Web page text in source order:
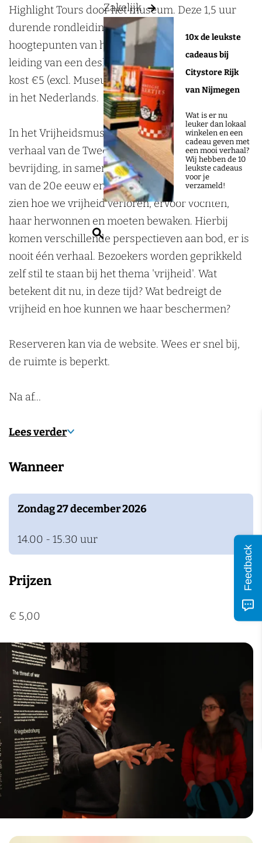
Zakelijk
10x de leukste
cadeaus bij
Citystore Rijk
van Nijmegen
Wat is er nu
leuker dan lokaal
winkelen en een
cadeau geven met
een mooi verhaal?
Wij hebben de 10
leukste cadeaus
voor je
verzameld!
Z
o
e
k
e
h
t
o
u
r
i
g
h
t
T
o
r
l
i
g
h
t
T
u
r
l
i
g
h
t
T
u
r
Highlight Tours door het museum. Deze 1,5 uur
durende rondleiding brengt u langs de
hoogtepunten van het Vrijheidsmuseum onder
leiding van een deskundige gids. Een rondleiding
kost €5 (excl. Museumentree) en wordt gehouden
in het Nederlands.
In het Vrijheidsmuseum beleven jong en oud het
verhaal van de Tweede Wereldoorlog en de
bevrijding, in samenhang met de geschiedenis
van de 20e eeuw en de actualiteit. Dit verhaal laat
zien hoe we vrijheid verloren, ervoor vochten,
haar herwonnen en moeten bewaken. Hierbij
komen verschillende perspectieven aan bod, er is
nooit één verhaal. Bezoekers worden geprikkeld
zelf stil te staan bij het thema 'vrijheid'. Wat
betekent dit nu, in deze tijd? Wat bedreigt de
vrijheid en hoe kunnen we haar beschermen?
Reserveren kan via de website. Wees er snel bij,
de ruimte is beperkt.
Na af…
Lees verder
Wanneer
Zondag 27 december 2026
14.00 - 15.30 uur
Prijzen
€ 5,00
Feedback